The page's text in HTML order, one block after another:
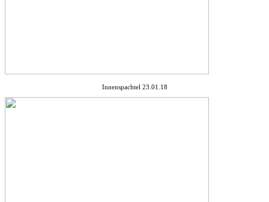
Innenspachtel 23.01.18